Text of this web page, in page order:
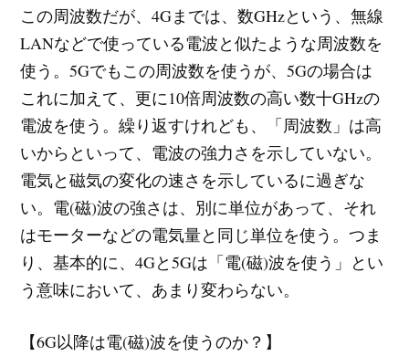
この周波数だが、4Gまでは、数GHzという、無線
LANなどで使っている電波と似たような周波数を
使う。5Gでもこの周波数を使うが、5Gの場合は
これに加えて、更に10倍周波数の高い数十GHzの
電波を使う。繰り返すけれども、「周波数」は高
いからといって、電波の強力さを示していない。
電気と磁気の変化の速さを示しているに過ぎな
い。電(磁)波の強さは、別に単位があって、それ
はモーターなどの電気量と同じ単位を使う。つま
り、基本的に、4Gと5Gは「電(磁)波を使う」とい
う意味において、あまり変わらない。
【6G以降は電(磁)波を使うのか？】